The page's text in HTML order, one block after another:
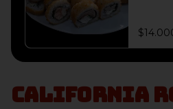
Cebollín
10
Cebollín
California